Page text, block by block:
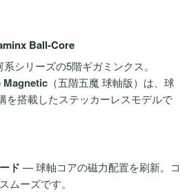
Ball-Core
シリーズの5階ギガミンクス。
Magnetic （五階五魔 球軸版）は、球
を搭載したステッカーレスモデルで
ド — 球軸コアの磁力配置を刷新。コ
ムーズです。